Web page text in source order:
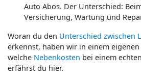
Auto Abos. Der Unterschied:
Versicherung, Wartung und
Woran du den Unterschied zwischen
erkennst, haben wir in einem
welche Nebenkosten bei einem
erfährst du hier.